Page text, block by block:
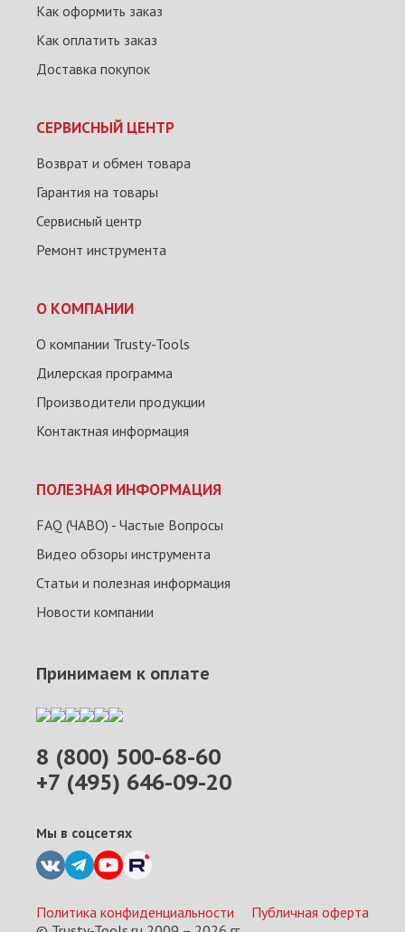
Как оформить заказ
Как оплатить заказ
Доставка покупок
СЕРВИСНЫЙ ЦЕНТР
Возврат и обмен товара
Гарантия на товары
Сервисный центр
Ремонт инструмента
О КОМПАНИИ
О компании Trusty-Tools
Дилерская программа
Производители продукции
Контактная информация
ПОЛЕЗНАЯ ИНФОРМАЦИЯ
FAQ (ЧАВО) - Частые Вопросы
Видео обзоры инструмента
Статьи и полезная информация
Новости компании
8 (800) 500-68-60
+7 (495) 646-09-20
Мы в соцсетях
Принимаем к оплате
Политика конфиденциальности
Публичная оферта